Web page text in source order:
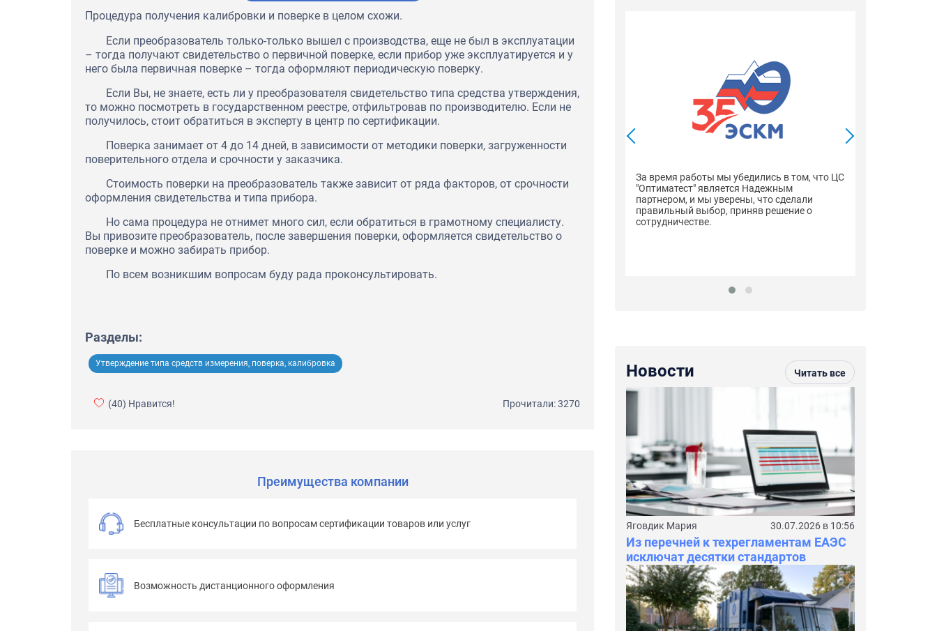
Процедура получения калибровки и поверке в целом схожи.
Если преобразователь только-только вышел с производства, еще не был в эксплуатации
– тогда получают свидетельство о первичной поверке, если прибор уже эксплуатируется и у
него была первичная поверке – тогда оформляют периодическую поверку.
Если Вы, не знаете, есть ли у преобразователя свидетельство типа средства утверждения,
то можно посмотреть в государственном реестре, отфильтровав по производителю. Если не
получилось, стоит обратиться в эксперту в центр по сертификации.
Поверка занимает от 4 до 14 дней, в зависимости от методики поверки, загруженности
поверительного отдела и срочности у заказчика.
Стоимость поверки на преобразователь также зависит от ряда факторов, от срочности
оформления свидетельства и типа прибора.
Но сама процедура не отнимет много сил, если обратиться в грамотному специалисту.
Вы привозите преобразователь, после завершения поверки, оформляется свидетельство о
поверке и можно забирать прибор.
По всем возникшим вопросам буду рада проконсультировать.
Разделы:
Утверждение типа средств измерения, поверка, калибровка
(40) Нравится! Прочитали: 3270
Преимущества компании
Бесплатные консультации по вопросам сертификации товаров или услуг
Возможность дистанционного оформления
За время работы мы убедились в том, что ЦС
"Оптиматест" является Надежным
партнером, и мы уверены, что сделали
сотрудничестве.
Выражаем благодарность за
менеджеров всегда получаем необходимую
документацию в ожидаемые сроки.
За время работы мы убедились в том, что ЦС
"Оптиматест" является Надежным
партнером, и мы уверены, что сделали
правильный выбор, приняв решение о
сотрудничестве.
Новости Читать все
Яговдик Мария 30.07.2026 в 10:56
Из перечней к техрегламентам ЕАЭС
исключат десятки стандартов